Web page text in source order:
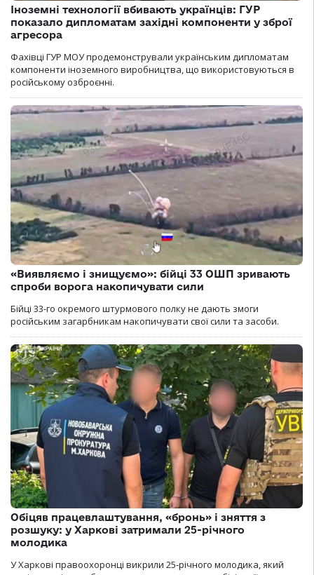
Іноземні технології вбивають українців: ГУР
показало дипломатам західні компоненти у зброї
агресора
Фахівці ГУР МОУ продемонстрували українським дипломатам
компоненти іноземного виробництва, що використовуються в
російському озброєнні.
«Виявляємо і знищуємо»: бійці 33 ОШП зривають
спроби ворога накопичувати сили
Бійці 33-го окремого штурмового полку не дають змоги
російським загарбникам накопичувати свої сили та засоби.
Обіцяв працевлаштування, «бронь» і зняття з
розшуку: у Харкові затримали 25-річного
молодика
У Харкові правоохоронці викрили 25-річного молодика, який